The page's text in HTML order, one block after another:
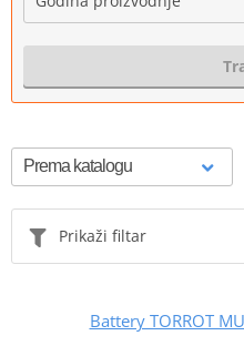
Prikaži filtar
Battery TORROT